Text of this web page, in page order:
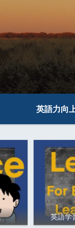
英語力向
英語学